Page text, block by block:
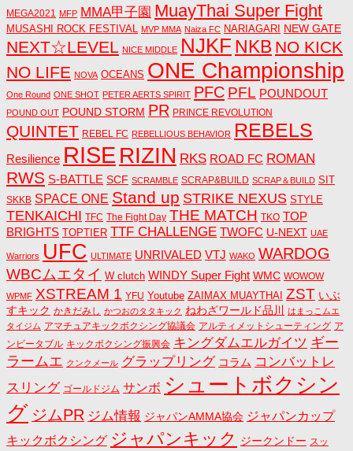
MEGA2021 MFP MMA甲子園 MuayThai Super Fight
MUSASHI ROCK FESTIVAL MVP MMA Naiza FC NARIAGARI NEW GATE
NEXT☆LEVEL NICE MIDDLE NJKF NKB NO KICK
NO LIFE NOVA OCEANS ONE Championship
One Round ONE SHOT PETER AERTS SPIRIT PFC PFL POUNDOUT
POUND OUT POUND STORM PR PRINCE REVOLUTION
QUINTET REBEL FC REBELLIOUS BEHAVIOR REBELS
Resilience RISE RIZIN RKS ROAD FC ROMAN
RWS S-BATTLE SCF SCRAMBLE SCRAP&BUILD SCRAP＆BUILD SIT
SKKB SPACE ONE Stand up STRIKE NEXUS STYLE
TENKAICHI TFC The Fight Day THE MATCH TKO TOP
BRIGHTS TOPTIER TTF CHALLENGE TWOFC U-NEXT UAE
Warriors UFC ULTIMATE UNRIVALED VTJ WAKO WARDOG
WBCムエタイ W clutch WINDY Super Fight WMC WOWOW
WPMF XSTREAM 1 YFU Youtube ZAIMAX MUAYTHAI ZST いぶ
すキック かきだみし かつおのタタキック ねわざワールド品川
はまっこムエ
タイジム アマチュアキックボクシング協議会 アルティメットシューティング ア
ンビータブル キックボクシング振興会 キングダムエルガイツ ギー
ラームエ クンクメール グラップリング コラム コンバットレ
スリング ゴールドジム サンボ シュートボクシン
グ ジムPR ジム情報 ジャパンAMMA協会 ジャパンカップ
キックボクシング ジャパンキック ジークンドー スッ